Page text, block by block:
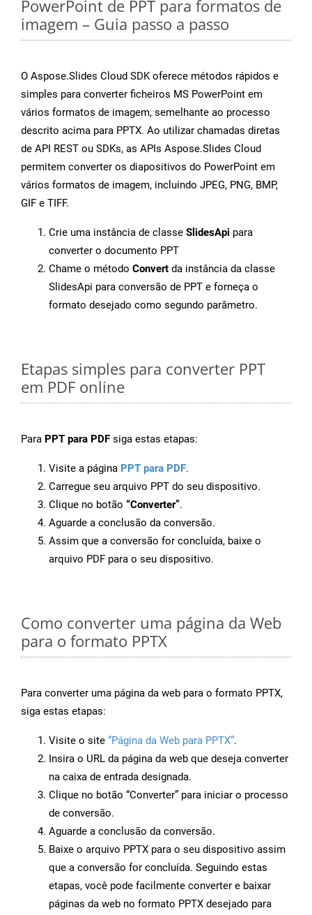
PowerPoint de PPT para formatos de
imagem – Guia passo a passo
O Aspose.Slides Cloud SDK oferece métodos rápidos e
simples para converter ficheiros MS PowerPoint em
vários formatos de imagem, semelhante ao processo
descrito acima para PPTX. Ao utilizar chamadas diretas
de API REST ou SDKs, as APIs Aspose.Slides Cloud
permitem converter os diapositivos do PowerPoint em
vários formatos de imagem, incluindo JPEG, PNG, BMP,
GIF e TIFF.
Crie uma instância de classe SlidesApi para
converter o documento PPT
Chame o método Convert da instância da classe
SlidesApi para conversão de PPT e forneça o
formato desejado como segundo parâmetro.
Etapas simples para converter PPT
em PDF online
Para PPT para PDF siga estas etapas:
Visite a página PPT para PDF.
Carregue seu arquivo PPT do seu dispositivo.
Clique no botão “Converter”.
Aguarde a conclusão da conversão.
Assim que a conversão for concluída, baixe o
arquivo PDF para o seu dispositivo.
Como converter uma página da Web
para o formato PPTX
Para converter uma página da web para o formato PPTX,
siga estas etapas:
Visite o site “Página da Web para PPTX”.
Insira o URL da página da web que deseja converter
na caixa de entrada designada.
Clique no botão “Converter” para iniciar o processo
de conversão.
Aguarde a conclusão da conversão.
Baixe o arquivo PPTX para o seu dispositivo assim
que a conversão for concluída. Seguindo estas
etapas, você pode facilmente converter e baixar
páginas da web no formato PPTX desejado para